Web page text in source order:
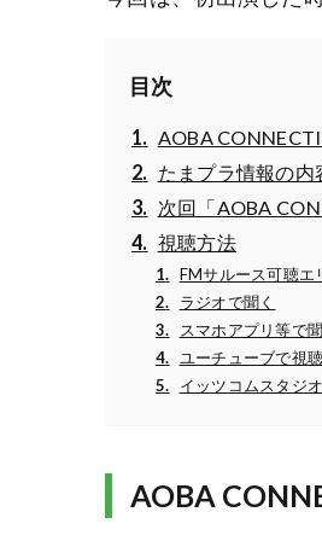
目次
AOBA
たまプラ情報の内
次回「AOBA
視聴方法
FMサルース可聴エ
ラジオで聞く
スマホアプリ等で聞
ユーチューブで視
イッツコムスタジ
AOBA